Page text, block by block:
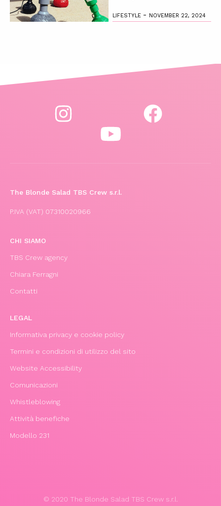
LIFESTYLE - NOVEMBER 22, 2024
The Blonde Salad TBS Crew s.r.l.
P.IVA (VAT) 07310020966
CHI SIAMO
TBS Crew agency
Chiara Ferragni
Contatti
LEGAL
Informativa privacy e cookie policy
Termini e condizioni di utilizzo del sito
Website Accessibility
Comunicazioni
Whistleblowing
Attività benefiche
Modello 231
© 2020 The Blonde Salad TBS Crew s.r.l.